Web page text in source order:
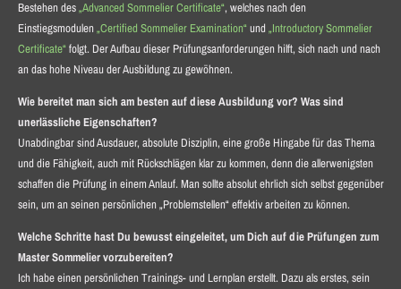
Bestehen des„Advanced Sommelier Certificate“, welches nach den
Einstiegsmodulen„Certified Sommelier Examination“und„Introductory Sommelier
Certificate“folgt. Der Aufbau dieser Prüfungsanforderungen hilft, sich nach und nach
an das hohe Niveau der Ausbildung zu gewöhnen.
Wie bereitet man sich am besten auf diese Ausbildung vor? Was sind
unerlässliche Eigenschaften?
Unabdingbar sind Ausdauer, absolute Disziplin, eine große Hingabe für das Thema
und die Fähigkeit, auch mit Rückschlägen klar zu kommen, denn die allerwenigsten
schaffen die Prüfung in einem Anlauf. Man sollte absolut ehrlich sich selbst gegenüber
sein, um an seinen persönlichen „Problemstellen“ effektiv arbeiten zu können.
Welche Schritte hast Du bewusst eingeleitet, um Dich auf die Prüfungen zum
Master Sommelier vorzubereiten?
Ich habe einen persönlichen Trainings- und Lernplan erstellt. Dazu als erstes, sein